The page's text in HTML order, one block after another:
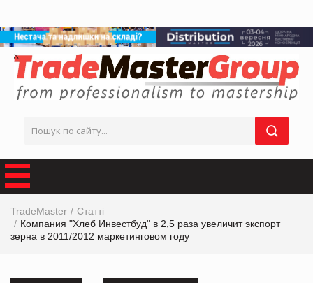
TradeMaster
Статті
Компания "Хлеб Инвестбуд" в 2,5 раза увеличит экспорт
зерна в 2011/2012 маркетинговом году